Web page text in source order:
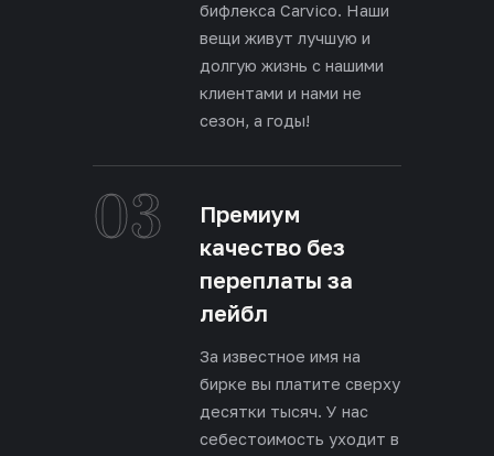
бифлекса Carvico. Наши
вещи живут лучшую и
долгую жизнь с нашими
клиентами и нами не
сезон, а годы!
03
Премиум
качество без
переплаты за
лейбл
За известное имя на
бирке вы платите сверху
десятки тысяч. У нас
себестоимость уходит в